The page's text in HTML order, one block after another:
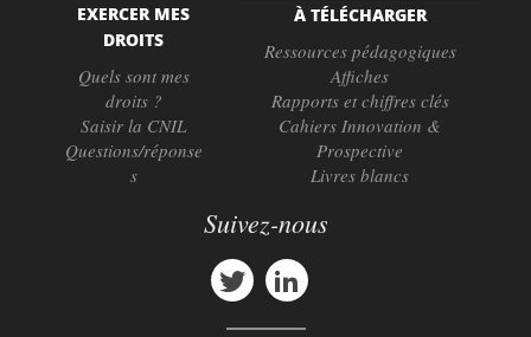
EXERCER MES
DROITS
Quels sont mes
droits ?
Saisir la CNIL
Questions/réponse
s
À TÉLÉCHARGER
Ressources pédagogiques
Affiches
Rapports et chiffres clés
Cahiers Innovation &
Prospective
Livres blancs
Suivez-nous